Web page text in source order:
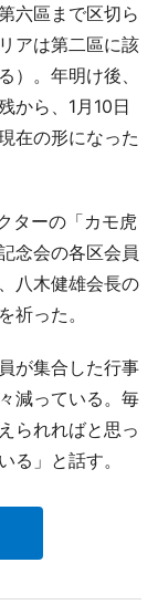
六區まで区切ら
アは第二區に該
）。年明け後、
から、1月10日
在の形になった
ターの「カモ虎
念会の各区会員
八木健雄会長の
祈った。
が集合した行事
減っている。毎
られればと思っ
る」と話す。